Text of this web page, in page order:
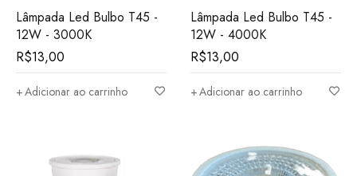
Lâmpada Led Bulbo T45 -
12W - 3000K
R$13,00
Adicionar ao carrinho
Lâmpada Led Bulbo T45 -
12W - 4000K
R$13,00
Adicionar ao carrinho